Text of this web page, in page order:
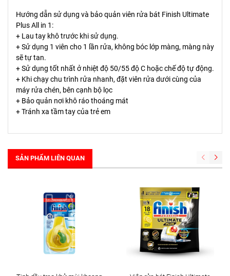
Hướng dẫn sử dụng và bảo quản viên rửa bát Finish Ultimate
Plus All in 1:
+ Lau tay khô trước khi sử dụng.
+ Sử dụng 1 viên cho 1 lần rửa, không bóc lớp màng, màng này
sẽ tự tan.
+ Sử dụng tốt nhất ở nhiệt độ 50/55 độ C hoặc chế độ tự động.
+ Khi chạy chu trình rửa nhanh, đặt viên rửa dưới cùng của
máy rửa chén, bên cạnh bộ lọc
+ Bảo quản nơi khô ráo thoáng mát
+ Tránh xa tầm tay của trẻ em
SẢN PHẨM LIÊN QUAN